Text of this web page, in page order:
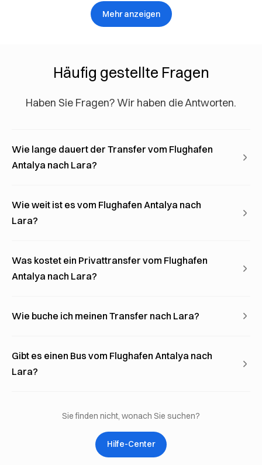
Mehr anzeigen
Häufig gestellte Fragen
Haben Sie Fragen? Wir haben die Antworten.
Wie lange dauert der Transfer vom Flughafen
Antalya nach Lara?
Wie weit ist es vom Flughafen Antalya nach
Lara?
Was kostet ein Privattransfer vom Flughafen
Antalya nach Lara?
Wie buche ich meinen Transfer nach Lara?
Gibt es einen Bus vom Flughafen Antalya nach
Lara?
Sie finden nicht, wonach Sie suchen?
Hilfe-Center